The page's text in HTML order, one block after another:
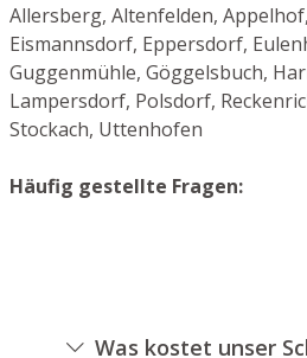
Allersberg, Altenfelden,
Eismannsdorf, Eppersdorf,
Guggenmühle, Göggelsbuch,
Lampersdorf, Polsdorf,
Stockach, Uttenhofen
Häufig gestellte Fragen:
Was kostet unser